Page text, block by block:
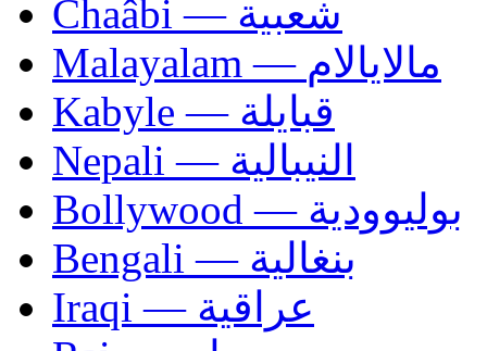
Chaâbi — شعبية
Malayalam — مالايالام
Kabyle — قبايلة
Nepali — النيبالية
Bollywood — بوليوودية
Bengali — بنغالية
Iraqi — عراقية